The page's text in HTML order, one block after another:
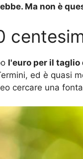
Ma non è
l'euro per il taglio
ed è quasi
cercare una